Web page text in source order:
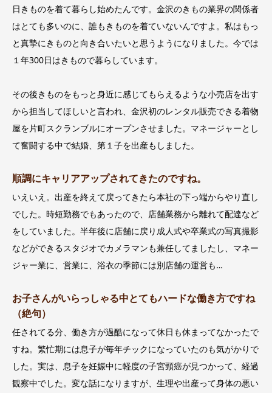
日きものを着て暮らし始めたんです。金沢のきもの業界の関係者
はとても多いのに、誰もきものを着ていないんですよ。私はもっ
と真摯にきものと向き合いたいと思うようになりました。今では
１年300日はきもので暮らしています。
その後きものをもっと身近に感じてもらえるような小売店を出す
から担当してほしいと言われ、金沢初のレンタル販売できる着物
屋を片町スクランブルにオープンさせました。マネージャーとし
て奮闘する中で結婚、第１子を出産もしました。
順調にキャリアアップされてきたのですね。
いえいえ。出産を終えて戻ってきたら本社の下っ端からやり直し
でした。時短勤務でもあったので、店舗業務から離れて配達など
をしていました。半年後に店舗に戻り成人式や卒業式の写真撮影
などができるスタジオでカメラマンも兼任してましたし、マネー
ジャー業に、営業に、浴衣の季節には別店舗の運営も…
お子さんがいらっしゃる中とてもハードな働き方ですね
（絶句）
任されてる分、働き方が過酷になって休日も休まってなかったで
すね。繁忙期には息子が毎年チックになっていたのも気がかりで
した。実は、息子を妊娠中に軽度の子宮頸癌が見つかって、経過
観察中でした。変な話になりますが、生理や出産って身体の悪い